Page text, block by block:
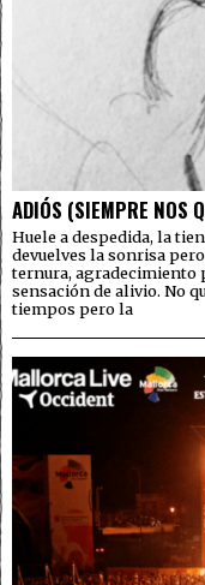
ADIÓS (SIEMPRE NOS
Huele a despedida, la
devuelves la sonrisa
ternura, agradecimiento
sensación de alivio. No
tiempos pero la